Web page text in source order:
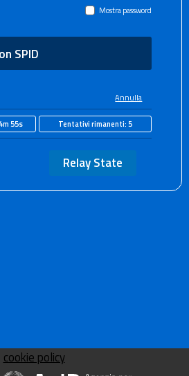
Mostra password
SPID
Annulla
55s Tentativi rimanenti:5
Relay State
cookie policy